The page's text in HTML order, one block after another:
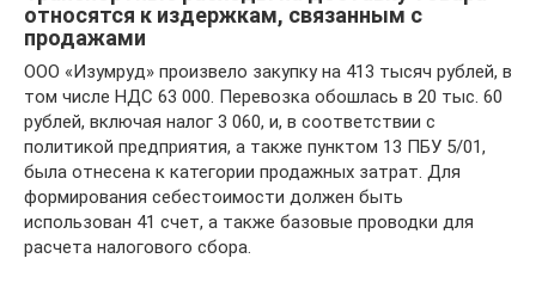
относятся к издержкам, связанным с
продажами
ООО «Изумруд» произвело закупку на 413 тысяч рублей, в
том числе НДС 63 000. Перевозка обошлась в 20 тыс. 60
рублей, включая налог 3 060, и, в соответствии с
политикой предприятия, а также пунктом 13 ПБУ 5/01,
была отнесена к категории продажных затрат. Для
формирования себестоимости должен быть
использован 41 счет, а также базовые проводки для
расчета налогового сбора.